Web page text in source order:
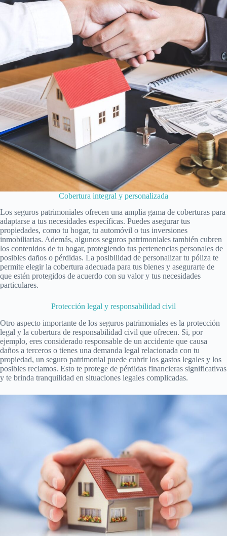
Cobertura integral y personalizada
Los seguros patrimoniales ofrecen una amplia gama de coberturas para
adaptarse a tus necesidades específicas. Puedes asegurar tus
propiedades, como tu hogar, tu automóvil o tus inversiones
inmobiliarias. Además, algunos seguros patrimoniales también cubren
los contenidos de tu hogar, protegiendo tus pertenencias personales de
posibles daños o pérdidas. La posibilidad de personalizar tu póliza te
permite elegir la cobertura adecuada para tus bienes y asegurarte de
que estén protegidos de acuerdo con su valor y tus necesidades
particulares.
Protección legal y responsabilidad civil
Otro aspecto importante de los seguros patrimoniales es la protección
legal y la cobertura de responsabilidad civil que ofrecen. Si, por
ejemplo, eres considerado responsable de un accidente que causa
daños a terceros o tienes una demanda legal relacionada con tu
propiedad, un seguro patrimonial puede cubrir los gastos legales y los
posibles reclamos. Esto te protege de pérdidas financieras significativas
y te brinda tranquilidad en situaciones legales complicadas.